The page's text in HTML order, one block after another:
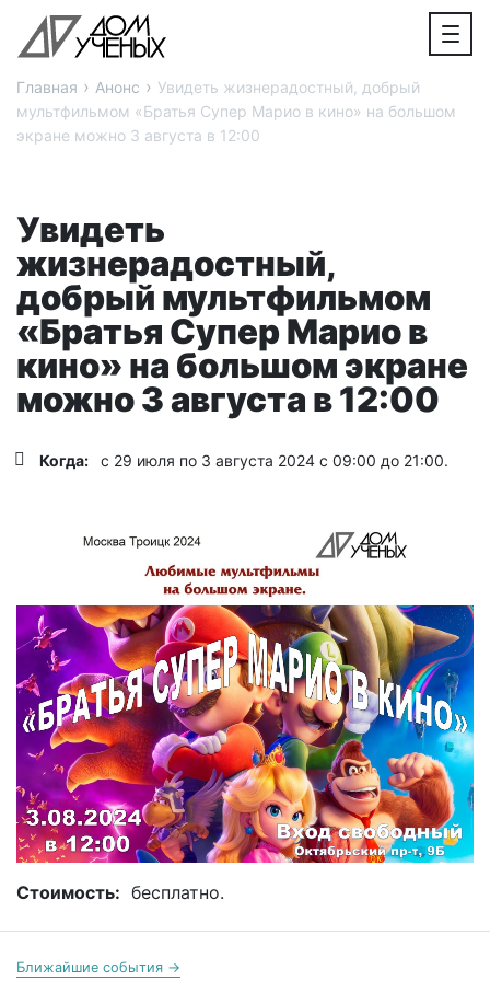
Главная › Анонс › Увидеть жизнерадостный, добрый
мультфильмом «Братья Супер Марио в кино» на большом
экране можно 3 августа в 12:00
Увидеть
жизнерадостный,
добрый мультфильмом
«Братья Супер Марио в
кино» на большом экране
можно 3 августа в 12:00
Когда: с 29 июля по 3 августа 2024 с 09:00 до 21:00.
Стоимость: бесплатно.
Ближайшие события →